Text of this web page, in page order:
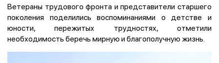
Ветераны трудового фронта и представители старшего
поколения поделились воспоминаниями о детстве и
юности, пережитых трудностях, отметили
необходимость беречь мирную и благополучную жизнь.